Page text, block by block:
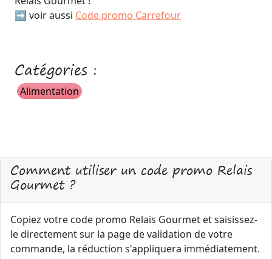
➡️ voir aussi Code promo Carrefour
Catégories :
Alimentation
Comment utiliser un code promo Relais
Gourmet ?
Copiez votre code promo Relais Gourmet et saisissez-
le directement sur la page de validation de votre
commande, la réduction s'appliquera immédiatement.